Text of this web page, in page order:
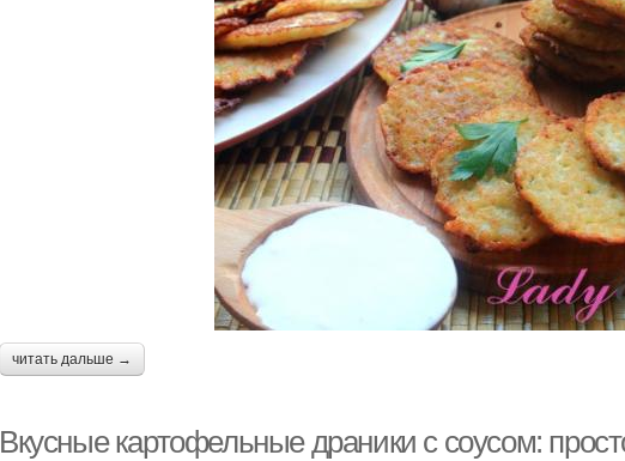
читать дальше →
Вкусные картофельные драники с соусом: